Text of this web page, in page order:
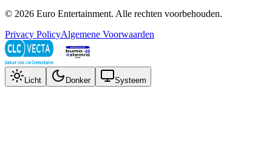
© 2026 Euro Entertainment. Alle rechten voorbehouden.
Privacy PolicyAlgemene Voorwaarden
Licht Donker Systeem